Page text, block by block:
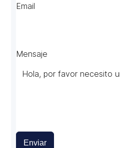
Email
Mensaje
Enviar